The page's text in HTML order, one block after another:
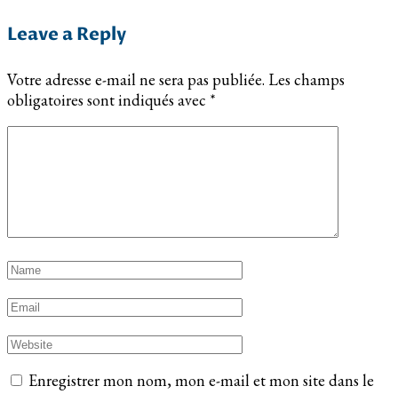
Leave a Reply
Votre adresse e-mail ne sera pas publiée. Les champs
obligatoires sont indiqués avec *
Enregistrer mon nom, mon e-mail et mon site dans le